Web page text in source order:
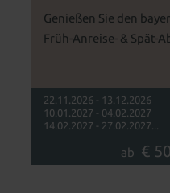
Genießen Sie den
Früh-Anreise- & Spät-
22.11.2026 - 13.12.2026
10.01.2027 - 04.02.2027
14.02.2027 - 27.02.2027...
ab €